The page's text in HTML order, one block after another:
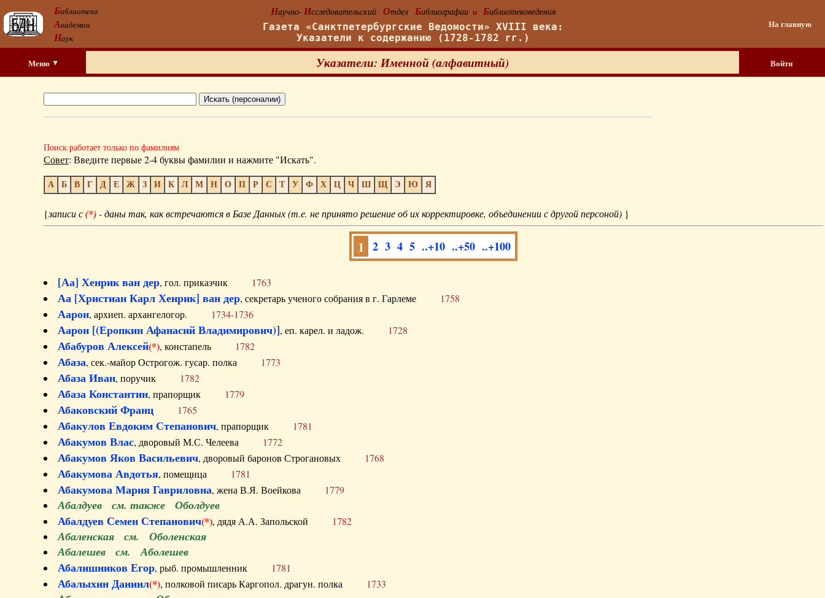
Библиотека
Академии
Наук
Научно- Исследовательский Отдел Библиографии и Библиотековедения
Газета «Санктпетербургские Ведомости» XVIII века:
Указатели к содержанию (1728-1782 гг.)
На главную
Меню Указатели: Именной (алфавитный) Войти
Поиск работает только по фамилиям
Совет: Введите первые 2-4 буквы фамилии и нажмите "Искать".
А Б В Г Д Е Ж З И К Л М Н О П Р С Т У Ф Х Ц Ч Ш Щ Э Ю Я
{записи с(*)- даны так, как встречаются в Базе Данных (т.е. не принято решение об их корректировке, объединении с другой персоной) }
1 2 3 4 5 ..+10 ..+50 ..+100
[Аа] Хенрик ван дер, гол. приказчик 1763
Аа [Христиан Карл Хенрик] ван дер, секретарь ученого собрания в г. Гарлеме 1758
Аарон, архиеп. архангелогор. 1734-1736
Аарон [(Еропкин Афанасий Владимирович)], еп. карел. и ладож. 1728
Абабуров Алексей(*), констапель 1782
Абаза, сек.-майор Острогож. гусар. полка 1773
Абаза Иван, поручик 1782
Абаза Константин, прапорщик 1779
Абаковский Франц 1765
Абакулов Евдоким Степанович, прапорщик 1781
Абакумов Влас, дворовый М.С. Челеева 1772
Абакумов Яков Васильевич, дворовый баронов Строгановых 1768
Абакумова Авдотья, помещица 1781
Абакумова Мария Гавриловна, жена В.Я. Воейкова 1779
Абалдуев см. также Оболдуев
Абалдуев Семен Степанович(*), дядя А.А. Запольской 1782
Абаленская см. Оболенская
Абалешев см. Аболешев
Абалишников Егор, рыб. промышленник 1781
Абалыхин Даниил(*), полковой писарь Каргопол. драгун. полка 1733